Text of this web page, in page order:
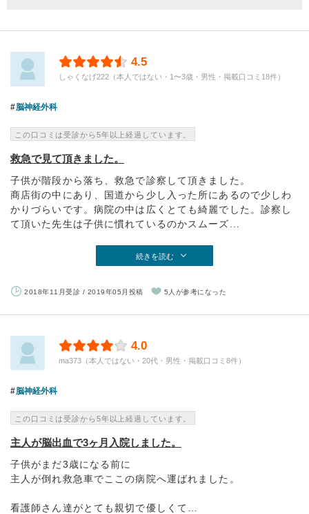
4.5
しゃくなげ222（本人ではない・1〜3歳・男性・掲載口コミ18件）
脳神経外科
この口コミは受診から5年以上経過しています。
救急で見て頂きました。
子供が階段から落ち、救急で診察して頂きました。
商店街の中にあり、国道から少し入った所にあるので少しわ
かりづらいです。病院の中は広くとても綺麗でした。診察し
て頂いた先生は子供に慣れているのかスムーズ...
続きを読む
2018年11月受診 / 2019年05月投稿 5人が参考になった
4.0
ma373（本人ではない・20代・男性・掲載口コミ8件）
脳神経外科
この口コミは受診から5年以上経過しています。
主人が脳出血で3ヶ月入院しました。
子供がまだ3歳になる前に
主人が倒れ救急車でここの病院へ運ばれました。
看護師さん達がとても親切で優しくて…